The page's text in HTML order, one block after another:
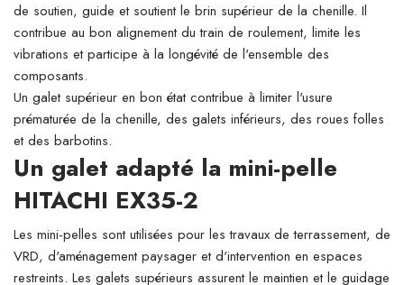
de soutien, guide et soutient le brin supérieur de la chenille. Il
contribue au bon alignement du train de roulement, limite les
vibrations et participe à la longévité de l'ensemble des
composants.
Un galet supérieur en bon état contribue à limiter l'usure
prématurée de la chenille, des galets inférieurs, des roues folles
et des barbotins.
Un galet adapté la mini-pelle
HITACHI EX35-2
Les mini-pelles sont utilisées pour les travaux de terrassement, de
VRD, d'aménagement paysager et d'intervention en espaces
restreints. Les galets supérieurs assurent le maintien et le guidage